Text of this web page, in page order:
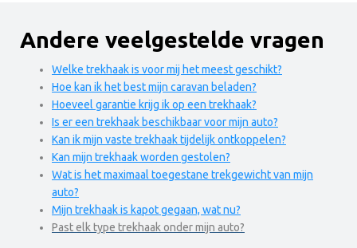
Andere veelgestelde vragen
Welke trekhaak is voor mij het meest geschikt?
Hoe kan ik het best mijn caravan beladen?
Hoeveel garantie krijg ik op een trekhaak?
Is er een trekhaak beschikbaar voor mijn auto?
Kan ik mijn vaste trekhaak tijdelijk ontkoppelen?
Kan mijn trekhaak worden gestolen?
Wat is het maximaal toegestane trekgewicht van mijn
auto?
Mijn trekhaak is kapot gegaan, wat nu?
Past elk type trekhaak onder mijn auto?